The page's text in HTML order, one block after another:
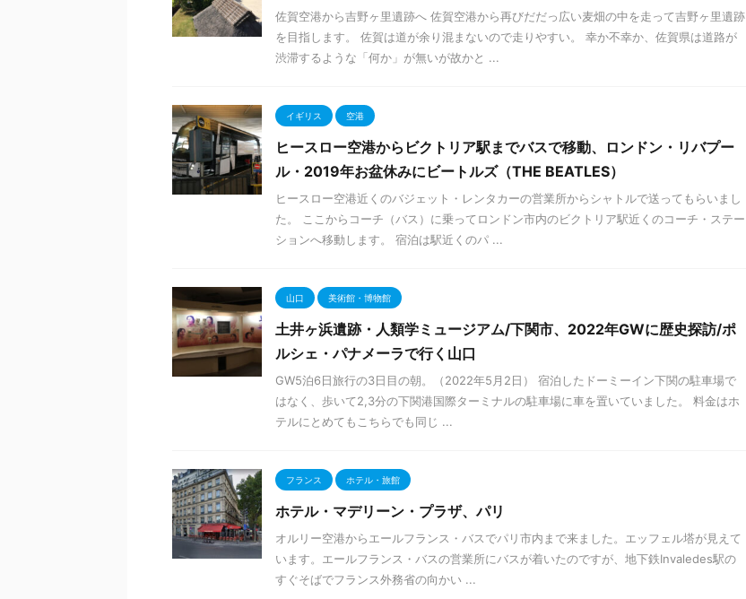
佐賀空港から吉野ヶ里遺跡へ 佐賀空港から再びだだっ広い麦畑の中を走って吉野ヶ里遺跡
を目指します。 佐賀は道が余り混まないので走りやすい。 幸か不幸か、佐賀県は道路が
渋滞するような「何か」が無いが故かと ...
イギリス 空港
ヒースロー空港からビクトリア駅までバスで移動、ロンドン・リバプー
ル・2019年お盆休みにビートルズ（THE BEATLES）
ヒースロー空港近くのバジェット・レンタカーの営業所からシャトルで送ってもらいまし
た。 ここからコーチ（バス）に乗ってロンドン市内のビクトリア駅近くのコーチ・ステー
ションへ移動します。 宿泊は駅近くのパ ...
山口 美術館・博物館
土井ヶ浜遺跡・人類学ミュージアム/下関市、2022年GWに歴史探訪/ポ
ルシェ・パナメーラで行く山口
GW5泊6日旅行の3日目の朝。（2022年5月2日） 宿泊したドーミーイン下関の駐車場で
はなく、歩いて2,3分の下関港国際ターミナルの駐車場に車を置いていました。 料金はホ
テルにとめてもこちらでも同じ ...
フランス ホテル・旅館
ホテル・マデリーン・プラザ、パリ
オルリー空港からエールフランス・バスでパリ市内まで来ました。エッフェル塔が見えて
います。エールフランス・バスの営業所にバスが着いたのですが、地下鉄Invaledes駅の
すぐそばでフランス外務省の向かい ...